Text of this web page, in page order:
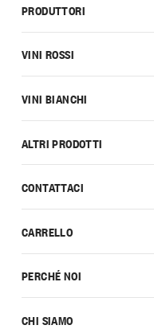
CONTATTACI
CARRELLO
PERCHÉ NOI
CHI SIAMO
PRODUTTORI
VINI ROSSI
VINI BIANCHI
ALTRI PRODOTTI